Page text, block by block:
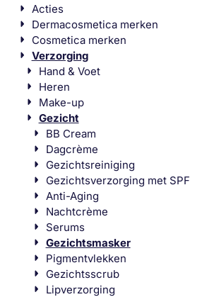
Acties
Dermacosmetica merken
Cosmetica merken
Verzorging
Hand & Voet
Heren
Make-up
Gezicht
BB Cream
Dagcrème
Gezichtsreiniging
Gezichtsverzorging met SPF
Anti-Aging
Nachtcrème
Serums
Gezichtsmasker
Pigmentvlekken
Gezichtsscrub
Lipverzorging